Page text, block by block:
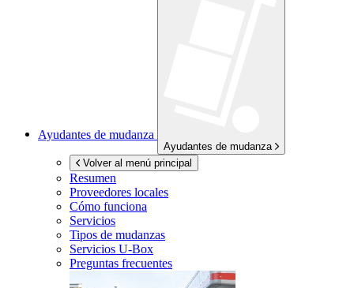
Ayudantes de mudanza
Ayudantes de mudanza
Volver al menú principal
Resumen
Proveedores locales
Cómo funciona
Servicios
Tipos de mudanzas
Servicios U-Box
Preguntas frecuentes